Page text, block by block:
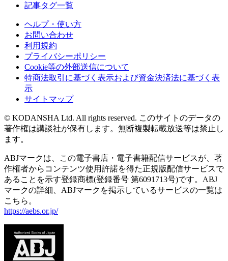
記事タグ一覧
ヘルプ・使い方
お問い合わせ
利用規約
プライバシーポリシー
Cookie等の外部送信について
特商法取引に基づく表示および資金決済法に基づく表
示
サイトマップ
© KODANSHA Ltd. All rights reserved. このサイトのデータの
著作権は講談社が保有します。無断複製転載放送等は禁止し
ます。
ABJマークは、この電子書店・電子書籍配信サービスが、著
作権者からコンテンツ使用許諾を得た正規版配信サービスで
あることを示す登録商標(登録番号 第6091713号)です。ABJ
マークの詳細、ABJマークを掲示しているサービスの一覧は
こちら。
https://aebs.or.jp/